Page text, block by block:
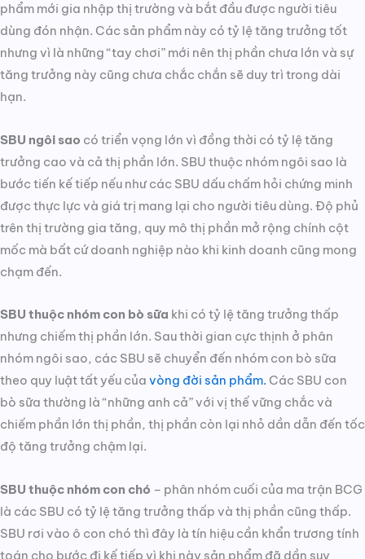
phẩm mới gia nhập thị trường và bắt đầu được người tiêu
dùng đón nhận. Các sản phẩm này có tỷ lệ tăng trưởng tốt
nhưng vì là những “tay chơi” mới nên thị phần chưa lớn và sự
tăng trưởng này cũng chưa chắc chắn sẽ duy trì trong dài
hạn.
SBU ngôi sao có triển vọng lớn vì đồng thời có tỷ lệ tăng
trưởng cao và cả thị phần lớn. SBU thuộc nhóm ngôi sao là
bước tiến kế tiếp nếu như các SBU dấu chấm hỏi chứng minh
được thực lực và giá trị mang lại cho người tiêu dùng. Độ phủ
trên thị trường gia tăng, quy mô thị phần mở rộng chính cột
mốc mà bất cứ doanh nghiệp nào khi kinh doanh cũng mong
chạm đến.
SBU thuộc nhóm con bò sữa khi có tỷ lệ tăng trưởng thấp
nhưng chiếm thị phần lớn. Sau thời gian cực thịnh ở phân
nhóm ngôi sao, các SBU sẽ chuyển đến nhóm con bò sữa
theo quy luật tất yếu của vòng đời sản phẩm. Các SBU con
bò sữa thường là “những anh cả” với vị thế vững chắc và
chiếm phần lớn thị phần, thị phần còn lại nhỏ dần dẫn đến tốc
độ tăng trưởng chậm lại.
SBU thuộc nhóm con chó – phân nhóm cuối của ma trận BCG
là các SBU có tỷ lệ tăng trưởng thấp và thị phần cũng thấp.
SBU rơi vào ô con chó thì đây là tín hiệu cần khẩn trương tính
toán cho bước đi kế tiếp vì khi này sản phẩm đã dần suy